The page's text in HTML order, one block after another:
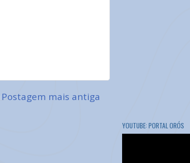
Postagem mais antiga
YOUTUBE: PORTAL ORÓS